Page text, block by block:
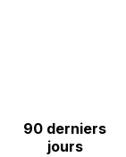
90 derniers
jours